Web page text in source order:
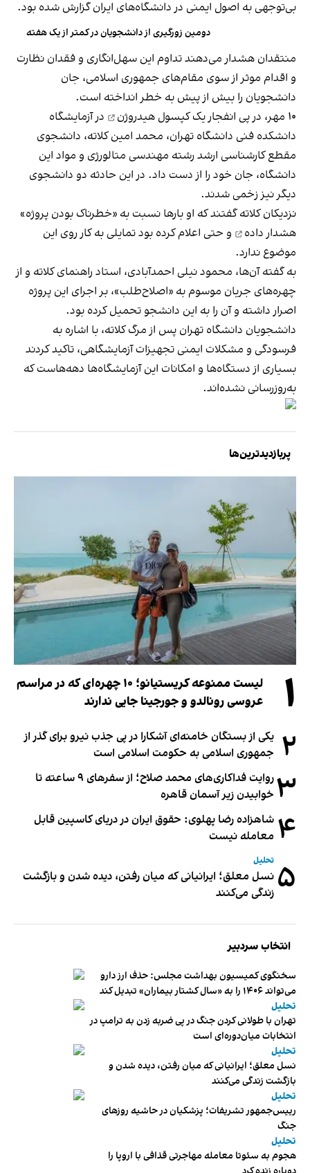
بی‌توجهی به اصول ایمنی در دانشگاه‌های ایران گزارش شده بود.
دومین زورگیری از دانشجویان در کمتر از یک هفته
منتقدان هشدار می‌دهند تداوم این سهل‌انگاری و فقدان نظارت
و اقدام موثر از سوی مقام‌های جمهوری اسلامی، جان
دانشجویان را بیش از پیش به خطر انداخته است.
۱۰ مهر، در پی
انفجار یک کپسول هیدروژن
در آزمایشگاه
دانشکده فنی دانشگاه تهران، محمد امین کلاته، دانشجوی
مقطع کارشناسی ارشد رشته مهندسی متالورژی و مواد این
دانشگاه، جان خود را از دست داد. در این حادثه دو دانشجوی
دیگر نیز زخمی شدند.
نزدیکان کلاته گفتند که او بارها نسبت به «خطرناک بودن پروژه»
هشدار داده
و حتی اعلام کرده بود تمایلی به کار روی این
موضوع ندارد.
به گفته آن‌ها، محمود نیلی احمدآبادی، استاد راهنمای کلاته و از
چهره‌های جریان موسوم به «اصلاح‌طلب»، بر اجرای این پروژه
اصرار داشته و آن را به این دانشجو تحمیل کرده بود.
دانشجویان دانشگاه تهران پس از مرگ کلاته، با اشاره به
فرسودگی و مشکلات ایمنی تجهیزات آزمایشگاهی، تاکید کردند
بسیاری از دستگاه‌ها و امکانات این آزمایشگاه‌ها دهه‌هاست که
به‌روزرسانی نشده‌اند.
پربازدیدترین‌ها
۱
لیست ممنوعه کریستیانو؛ ۱۰ چهره‌ای که در مراسم
عروسی رونالدو و جورجینا جایی ندارند
۲ یکی از بستگان خامنه‌ای آشکارا در پی جذب نیرو برای گذر از
جمهوری اسلامی به حکومت اسلامی است
۳
روایت فداکاری‌های محمد صلاح؛ از سفرهای ۹ ساعته تا
خوابیدن زیر آسمان قاهره
۴ شاهزاده رضا پهلوی: حقوق ایران در دریای کاسپین قابل
معامله نیست
۵ تحلیل
نسل معلق؛ ایرانیانی که میان رفتن، دیده شدن و بازگشت
زندگی می‌کنند
انتخاب سردبیر
سخنگوی کمیسیون بهداشت مجلس: حذف ارز دارو
می‌تواند ۱۴۰۶ را به «سال کشتار بیماران» تبدیل کند
تحلیل
تهران با طولانی کردن جنگ در پی ضربه زدن به ترامپ در
انتخابات میان‌دوره‌ای است
تحلیل
نسل معلق؛ ایرانیانی که میان رفتن، دیده شدن و
بازگشت زندگی می‌کنند
تحلیل
رییس‌جمهور تشریفات؛ پزشکیان در حاشیه روزهای
جنگ
تحلیل
هجوم به سئوتا معامله مهاجرتی قذافی با اروپا را